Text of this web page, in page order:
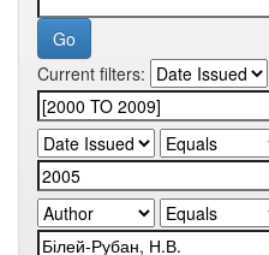
Current filters: